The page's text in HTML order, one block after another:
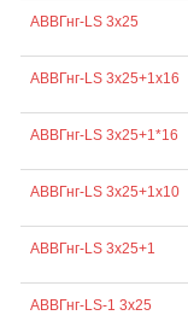
АВВГнг-LS 3х25
АВВГнг-LS 3х25+1х16
АВВГнг-LS 3х25+1*16
АВВГнг-LS 3х25+1х10
АВВГнг-LS 3х25+1
АВВГнг-LS-1 3х25